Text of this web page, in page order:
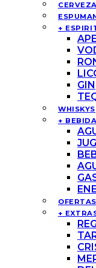
+
GIN
WHISKYS
+
OFERTAS
+